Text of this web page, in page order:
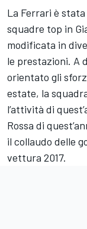
La Ferrari è
squadre top in
modificata in
le prestazioni. A
orientato gli
estate, la
l’attività di
Rossa di
il collaudo delle
vettura 2017.